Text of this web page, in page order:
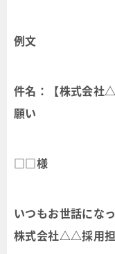
例文
件名：【株式会社
願い
□□様
いつもお世話にな
株式会社△△採用